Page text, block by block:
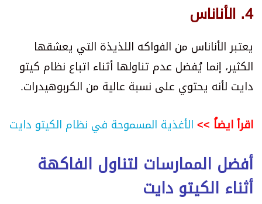
4. الأناناس
يعتبر الأناناس من الفواكه اللذيذة التي يعشقها
الكثير، إنما يُفضل عدم تناولها أثناء اتباع نظام كيتو
دايت لأنه يحتوي على نسبة عالية من الكربوهيدرات.
اقرأ ايضاُ >> الأغذية المسموحة في نظام الكيتو دايت
أفضل الممارسات لتناول الفاكهة
أثناء الكيتو دايت